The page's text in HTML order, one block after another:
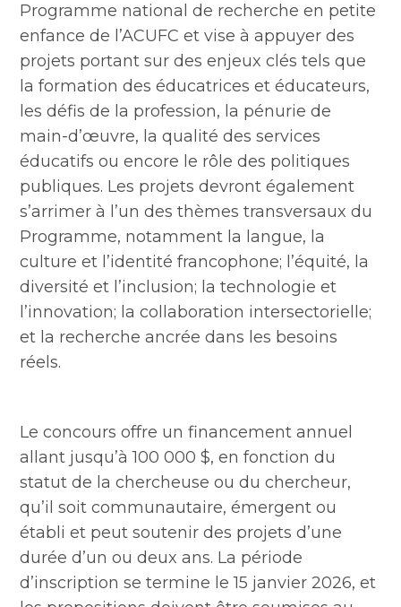
Programme national de recherche en petite
enfance de l’ACUFC et vise à appuyer des
projets portant sur des enjeux clés tels que
la formation des éducatrices et éducateurs,
les défis de la profession, la pénurie de
main-d’œuvre, la qualité des services
éducatifs ou encore le rôle des politiques
publiques. Les projets devront également
s’arrimer à l’un des thèmes transversaux du
Programme, notamment la langue, la
culture et l’identité francophone; l’équité, la
diversité et l’inclusion; la technologie et
l’innovation; la collaboration intersectorielle;
et la recherche ancrée dans les besoins
réels.
Le concours offre un financement annuel
allant jusqu’à 100 000 $, en fonction du
statut de la chercheuse ou du chercheur,
qu’il soit communautaire, émergent ou
établi et peut soutenir des projets d’une
durée d’un ou deux ans. La période
d’inscription se termine le 15 janvier 2026, et